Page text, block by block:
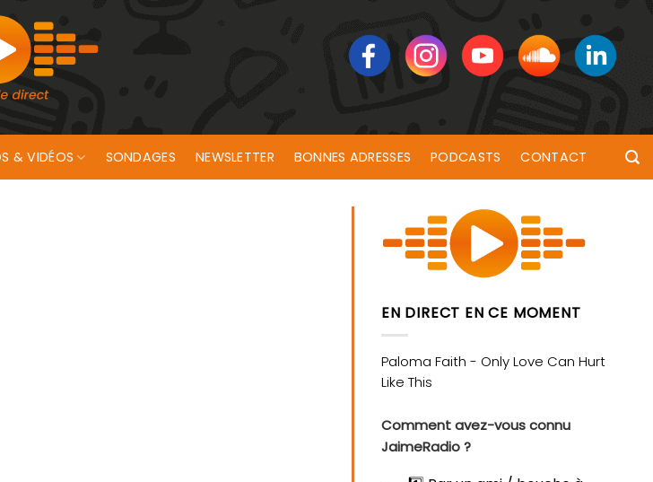
& VIDÉOS SONDAGES NEWSLETTER BONNES ADRESSES PODCASTS CONTACT
EN DIRECT EN CE MOMENT
Comment avez-vous connu
JaimeRadio ?